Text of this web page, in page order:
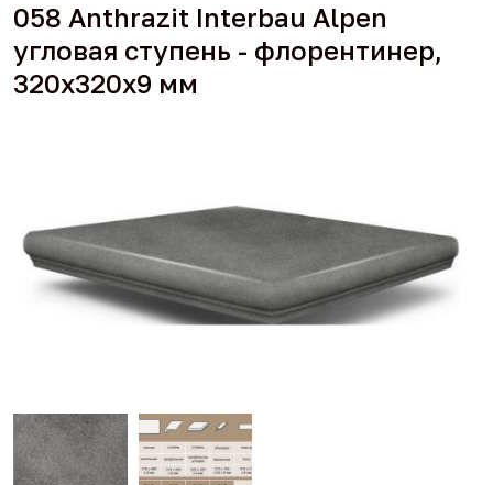
058 Anthrazit Interbau Alpen
угловая ступень - флорентинер,
320x320x9 мм